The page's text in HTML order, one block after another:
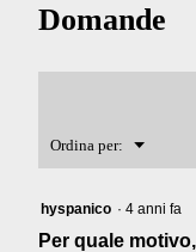
X
Domande
Ordina per: ▼
Menu
hyspanico · 4 anni fa
Per quale